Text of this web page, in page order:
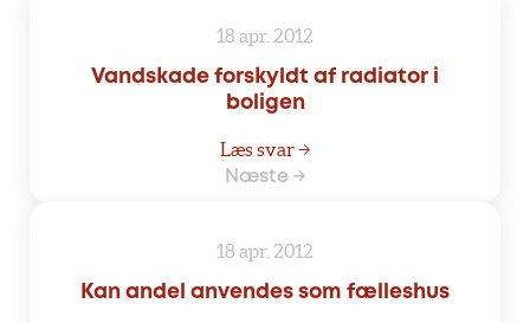
18 apr. 2012
Vandskade forskyldt af radiator i
boligen
Læs svar →
Næste →
18 apr. 2012
Kan andel anvendes som fælleshus